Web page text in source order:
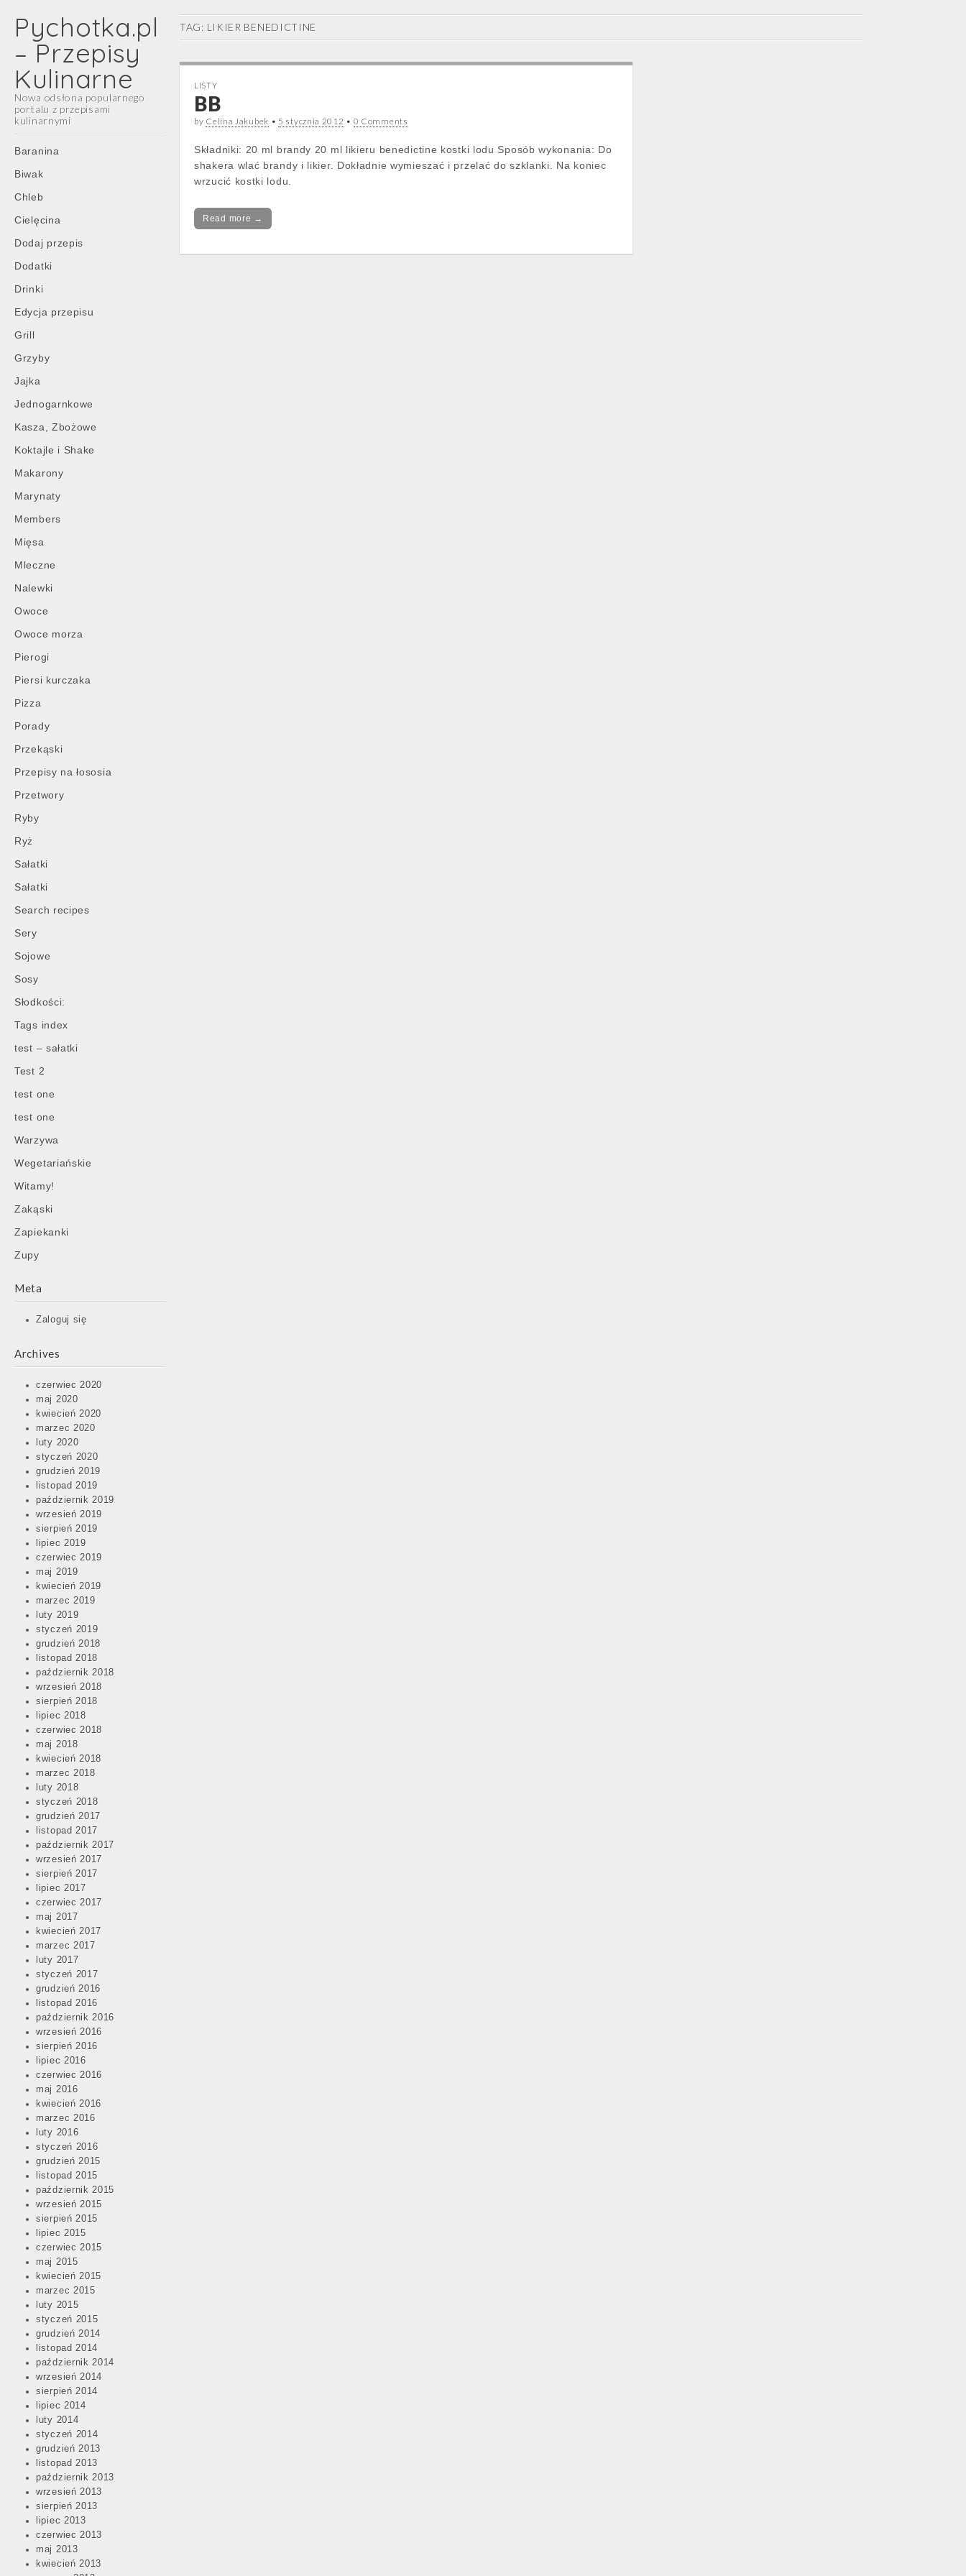
Pychotka.pl
– Przepisy
Kulinarne
Nowa odsłona popularnego
portalu z przepisami
kulinarnymi
Main
menu
Skip
content
Baranina
Biwak
Chleb
Cielęcina
Dodaj przepis
Dodatki
Drinki
Edycja przepisu
Grill
Grzyby
Jajka
Jednogarnkowe
Kasza, Zbożowe
Koktajle i Shake
Makarony
Marynaty
Members
Mięsa
Mleczne
Nalewki
Owoce
Owoce morza
Pierogi
Piersi kurczaka
Pizza
Porady
Przekąski
Przepisy na łososia
Przetwory
Ryby
Ryż
Sałatki
Sałatki
Search recipes
Sery
Sojowe
Sosy
Słodkości:
Tags index
test – sałatki
Test 2
test one
test one
Warzywa
Wegetariańskie
Witamy!
Zakąski
Zapiekanki
Zupy
Meta
Zaloguj się
Archives
czerwiec 2020
maj 2020
kwiecień 2020
marzec 2020
luty 2020
styczeń 2020
grudzień 2019
listopad 2019
październik 2019
wrzesień 2019
sierpień 2019
lipiec 2019
czerwiec 2019
maj 2019
kwiecień 2019
marzec 2019
luty 2019
styczeń 2019
grudzień 2018
listopad 2018
październik 2018
wrzesień 2018
sierpień 2018
lipiec 2018
czerwiec 2018
maj 2018
kwiecień 2018
marzec 2018
luty 2018
styczeń 2018
grudzień 2017
listopad 2017
październik 2017
wrzesień 2017
sierpień 2017
lipiec 2017
czerwiec 2017
maj 2017
kwiecień 2017
marzec 2017
luty 2017
styczeń 2017
grudzień 2016
listopad 2016
październik 2016
wrzesień 2016
sierpień 2016
lipiec 2016
czerwiec 2016
maj 2016
kwiecień 2016
marzec 2016
luty 2016
styczeń 2016
grudzień 2015
listopad 2015
październik 2015
wrzesień 2015
sierpień 2015
lipiec 2015
czerwiec 2015
maj 2015
kwiecień 2015
marzec 2015
luty 2015
styczeń 2015
grudzień 2014
listopad 2014
październik 2014
wrzesień 2014
sierpień 2014
lipiec 2014
luty 2014
styczeń 2014
grudzień 2013
listopad 2013
październik 2013
wrzesień 2013
sierpień 2013
lipiec 2013
czerwiec 2013
maj 2013
kwiecień 2013
TAG: LIKIER BENEDICTINE
LISTY
BB
by Celina Jakubek • 5 stycznia 2012 • 0 Comments
Składniki: 20 ml brandy 20 ml likieru benedictine kostki lodu Sposób wykonania: Do
shakera wlać brandy i likier. Dokładnie wymieszać i przelać do szklanki. Na koniec
wrzucić kostki lodu.
Read more →